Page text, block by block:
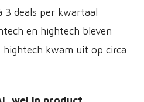
3 deals per kwartaal
en hightech bleven
kwam uit op circa